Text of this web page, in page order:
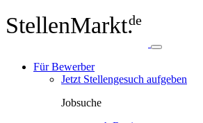
StellenMarkt.de
Für Bewerber
Jetzt Stellengesuch aufgeben
Jobsuche